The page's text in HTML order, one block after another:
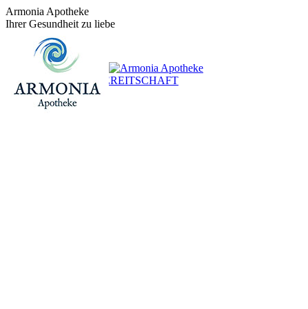
Zum
Inhalt
Armonia Apotheke
Ihrer Gesundheit zu liebe
+43 (0)1 / 48 624 14BEREITSCHAFT